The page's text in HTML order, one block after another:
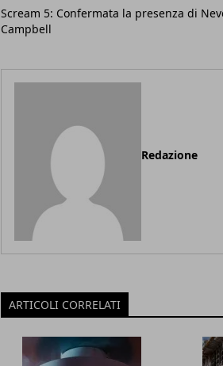
Scream 5: Confermata la presenza di
Campbell
Redazione
ARTICOLI CORRELATI